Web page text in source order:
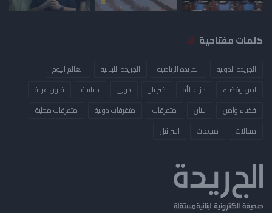
كلمات مفتاحية
الجريدة الدولية الجريدة الرياضية الجريدة اللبنانية
العالم اليوم
امن وقضاء
حزب الله خبر بارز دولي سياسة
فنون عربية
قضاء وامن
لبنان متفرقات متفرقات دولية
متفرقات محلية
مقالات
منوعات ​اسرائيل